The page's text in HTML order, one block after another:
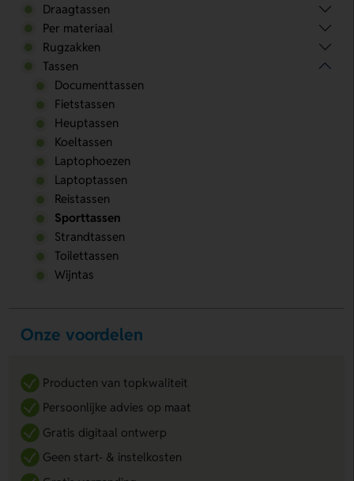
Draagtassen
Per materiaal
Rugzakken
Tassen
Documenttassen
Fietstassen
Heuptassen
Koeltassen
Laptophoezen
Laptoptassen
Reistassen
Sporttassen
Strandtassen
Toilettassen
Wijntas
Onze voordelen
Producten van topkwaliteit
Persoonlijke advies op maat
Gratis digitaal ontwerp
Geen start- & instelkosten